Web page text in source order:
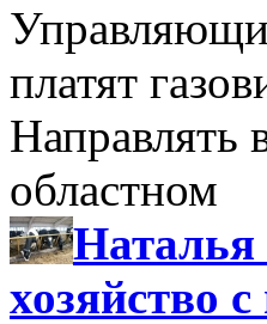
платят
областном
Наталья
хозяйство